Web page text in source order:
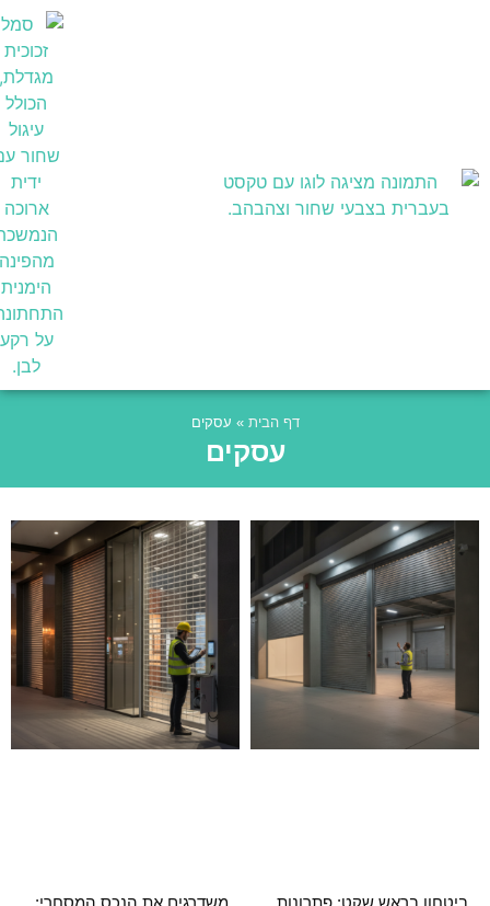
דף הבית»עסקים
עסקים
ביטחון בראש שקט: פתרונות
משדרגים את הנכס המסחרי: